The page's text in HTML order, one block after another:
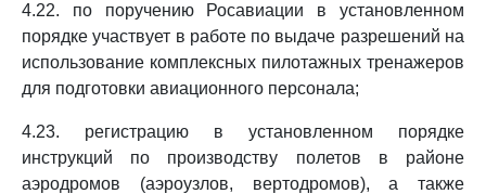
4.22. по поручению Росавиации в установленном
порядке участвует в работе по выдаче разрешений на
использование комплексных пилотажных тренажеров
для подготовки авиационного персонала;
4.23. регистрацию в установленном порядке
инструкций по производству полетов в районе
аэродромов (аэроузлов, вертодромов), а также